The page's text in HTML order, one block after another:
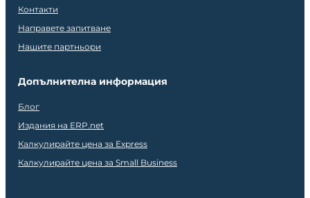
Контакти
Направете запитване
Нашите партньори
Допълнителна информация
Блог
Издания на ERP.net
Калкулирайте цена за Express
Калкулирайте цена за Small Business